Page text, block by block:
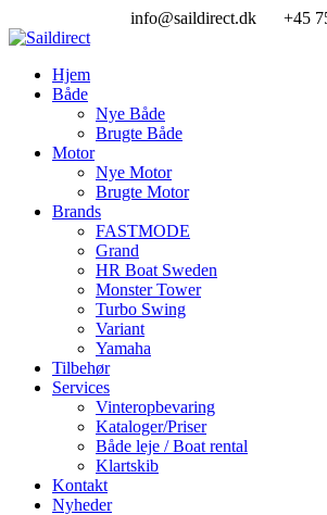
to
info@saildirect.dk +45
Hjem
Både
Nye Både
Brugte Både
Motor
Nye Motor
Brugte Motor
Brands
FASTMODE
Grand
HR Boat Sweden
Monster Tower
Turbo Swing
Variant
Yamaha
Tilbehør
Services
Vinteropbevaring
Kataloger/Priser
Både leje / Boat rental
Klartskib
Kontakt
Nyheder